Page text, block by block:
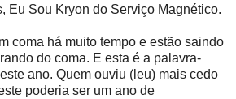
Eu Sou Kryon do Serviço Magnético.
coma há muito tempo e estão saindo
do coma. E esta é a palavra-
ano. Quem ouviu (leu) mais cedo
poderia ser um ano de